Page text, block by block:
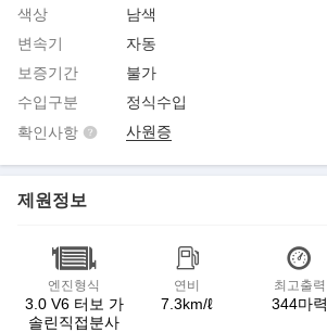
색상
남색
변속기
자동
보증기간
불가
수입구분
정식수입
확인사항
사원증
제원정보
엔진형식
3.0 V6 터보 가
솔린직접분사
연비
7.3km/ℓ
최고출력
344마력